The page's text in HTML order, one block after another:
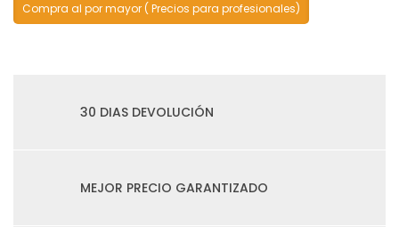
Compra al por mayor ( Precios para profesionales)
30 DIAS DEVOLUCIÓN
MEJOR PRECIO GARANTIZADO